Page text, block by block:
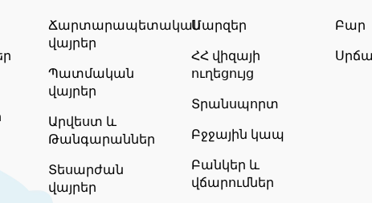
- Երևան մեկնում
ավերակներից, որից հետո նախատեսված է
որտեղ պահվում են հնագույն
է վերադարձ Երևան, որտեղ կլինի ազատ
կազմակերպվում է տեղափոխում դեպի
Ճարտարապետական
վայրեր
Պատմական
վայրեր
Արվեստ և
Թանգարաններ
Տեսարժան
վայրեր
Մարզեր
ՀՀ վիզայի
ուղեցույց
Տրանսպորտ
Բջջային կապ
Բանկեր և
վճարումներ
Բար